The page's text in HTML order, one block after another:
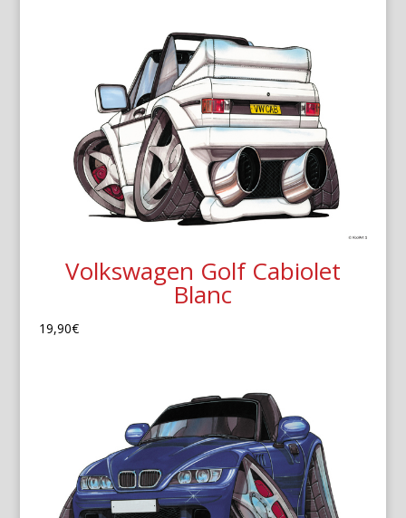
Volkswagen Golf Cabiolet
Blanc
19,90€